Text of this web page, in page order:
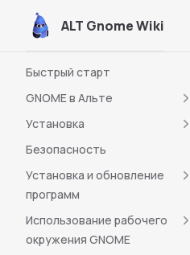
Skip to content
ALT Gnome Wiki
Быстрый старт
GNOME в Альте
Установка
Безопасность
Установка и обновление
программ
Использование рабочего
окружения GNOME